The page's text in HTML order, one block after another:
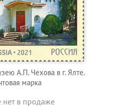
А.П. Чехова в г. Ялте.
марка
нет в продаже